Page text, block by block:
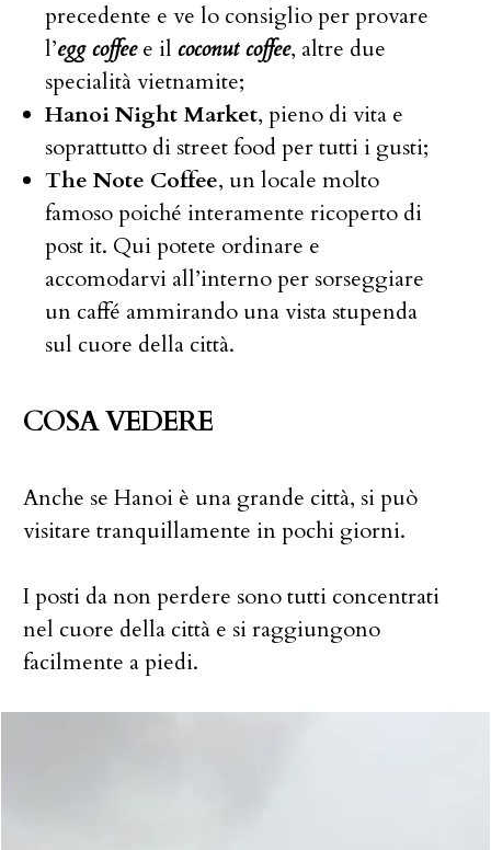
precedente e ve lo consiglio per provare
l’egg coffeee il coconut coffee, altre due
specialità vietnamite;
Hanoi Night Market, pieno di vita e
soprattutto di street food per tutti i gusti;
The Note Coffee, un locale molto
famoso poiché interamente ricoperto di
post it. Qui potete ordinare e
accomodarvi all’interno per sorseggiare
un caffé ammirando una vista stupenda
sul cuore della città.
COSA VEDERE
Anche se Hanoi è una grande città, si può
visitare tranquillamente in pochi giorni.
I posti da non perdere sono tutti concentrati
nel cuore della città e si raggiungono
facilmente a piedi.